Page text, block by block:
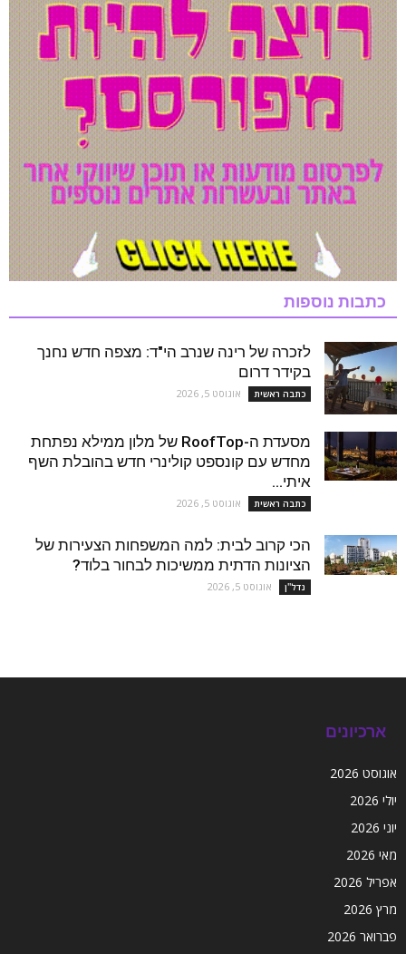
כתבות נוספות
לזכרה של רינה שנרב הי"ד: מצפה חדש נחנך
בקידר דרום
כתבה ראשית אוגוסט 5, 2026
מסעדת ה-RoofTop של מלון ממילא נפתחת
מחדש עם קונספט קולינרי חדש בהובלת השף
איתי...
כתבה ראשית אוגוסט 5, 2026
הכי קרוב לבית: למה המשפחות הצעירות של
הציונות הדתית ממשיכות לבחור בלוד?
נדל''ן אוגוסט 5, 2026
ארכיונים
אוגוסט 2026
יולי 2026
יוני 2026
מאי 2026
אפריל 2026
מרץ 2026
פברואר 2026